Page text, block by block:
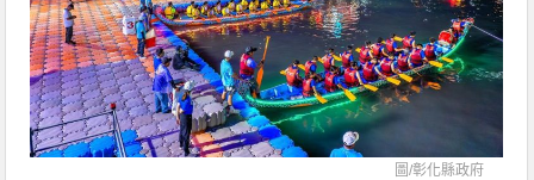
圖/彰化縣政府